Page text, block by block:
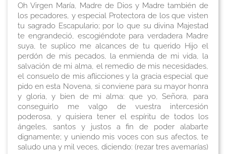
Oh Virgen María, Madre de Dios y Madre también de
los pecadores, y especial Protectora de los que visten
tu sagrado Escapulario; por lo que su divina Majestad
te engrandeció, escogiéndote para verdadera Madre
suya, te suplico me alcances de tu querido Hijo el
perdón de mis pecados, la enmienda de mi vida, la
salvación de mi alma, el remedio de mis necesidades,
el consuelo de mis aflicciones y la gracia especial que
pido en esta Novena, si conviene para su mayor honra
y gloria, y bien de mi alma: que yo, Señora, para
conseguirlo me valgo de vuestra intercesión
poderosa, y quisiera tener el espíritu de todos los
ángeles, santos y justos a fin de poder alabarte
dignamente; y uniendo mis voces con sus afectos, te
saludo una y mil veces, diciendo: (rezar tres avemarías)